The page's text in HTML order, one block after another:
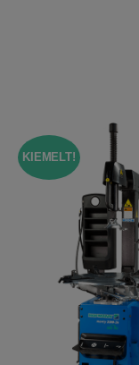
KIEMELT!